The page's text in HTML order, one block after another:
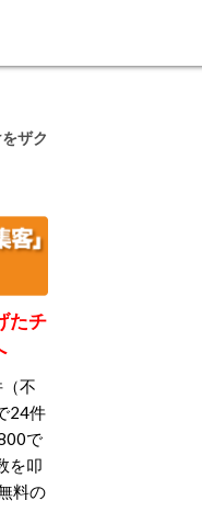
ザク
たチ
不
24件
で
を叩
料の